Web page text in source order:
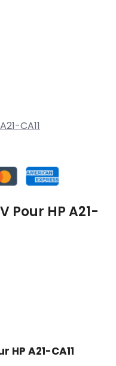
A21-CA11
Pour HP A21-
A21-CA11